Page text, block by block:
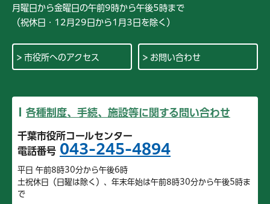
月曜日から金曜日の午前9時から午後5時まで
（祝休日・12月29日から1月3日を除く）
市役所へのアクセス お問い合わせ
各種制度、手続、施設等に関する問い合わせ
千葉市役所コールセンター
電話番号 043-245-4894
平日 午前8時30分から午後6時
土祝休日（日曜は除く）、年末年始は午前8時30分から午後5時ま
で